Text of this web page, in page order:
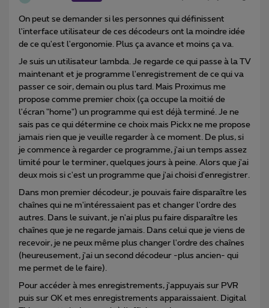
On peut se demander si les personnes qui définissent
l'interface utilisateur de ces décodeurs ont la moindre idée
de ce qu'est l'ergonomie. Plus ça avance et moins ça va.
Je suis un utilisateur lambda. Je regarde ce qui passe à la TV
maintenant et je programme l'enregistrement de ce qui va
passer ce soir, demain ou plus tard. Mais Proximus me
propose comme premier choix (ça occupe la moitié de
l'écran "home") un programme qui est déjà terminé. Je ne
sais pas ce qui détermine ce choix mais Pickx ne me propose
jamais rien que je veuille regarder à ce moment. De plus, si
je commence à regarder ce programme, j'ai un temps assez
limité pour le terminer, quelques jours à peine. Alors que j'ai
deux mois si c'est un programme que j'ai choisi d'enregistrer.
Dans mon premier décodeur, je pouvais faire disparaître les
chaînes qui ne m'intéressaient pas et changer l'ordre des
autres. Dans le suivant, je n'ai plus pu faire disparaître les
chaînes que je ne regarde jamais. Dans celui que je viens de
recevoir, je ne peux même plus changer l'ordre des chaînes
(heureusement, j'ai un second décodeur -plus ancien- qui
me permet de le faire).
Pour accéder à mes enregistrements, j'appuyais sur PVR
puis sur OK et mes enregistrements apparaissaient. Digital